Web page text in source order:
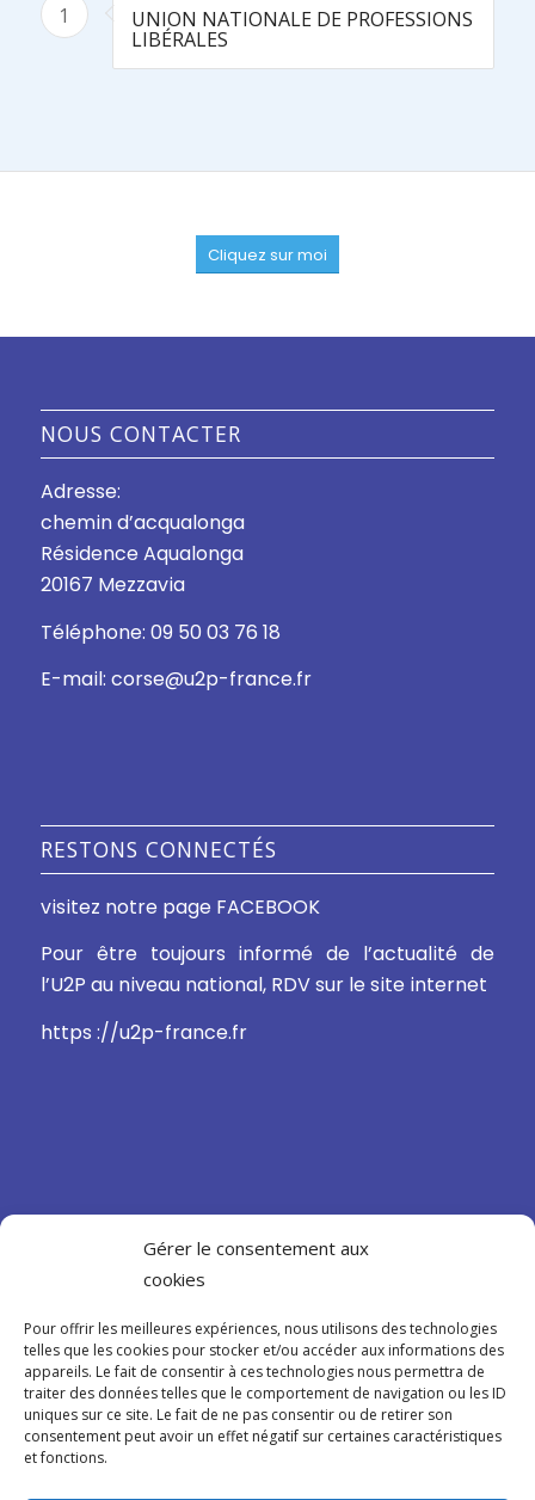
Gérer le consentement aux
cookies
Pour offrir les meilleures expériences, nous utilisons des technologies
telles que les cookies pour stocker et/ou accéder aux informations des
appareils. Le fait de consentir à ces technologies nous permettra de
traiter des données telles que le comportement de navigation ou les ID
uniques sur ce site. Le fait de ne pas consentir ou de retirer son
consentement peut avoir un effet négatif sur certaines caractéristiques
et fonctions.
1 UNION NATIONALE DE PROFESSIONS
LIBÉRALES
Cliquez sur moi
NOUS CONTACTER
Adresse:
chemin d’acqualonga
Résidence Aqualonga
20167 Mezzavia
Téléphone: 09 50 03 76 18
E-mail: corse@u2p-france.fr
RESTONS CONNECTÉS
visitez notre page FACEBOOK
Pour être toujours informé de l’actualité de
l’U2P au niveau national, RDV sur le site internet
https ://u2p-france.fr
CONFIDENTIALITÉ
Politique de confidentialité
Cookies